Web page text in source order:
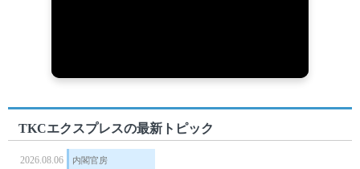
TKCエクスプレスの最新トピック
2026.08.06 内閣官房